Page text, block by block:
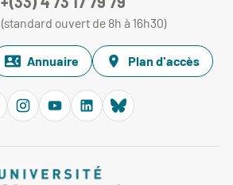
(standard ouvert de 8h à 16h30)
Annuaire Plan d'accès